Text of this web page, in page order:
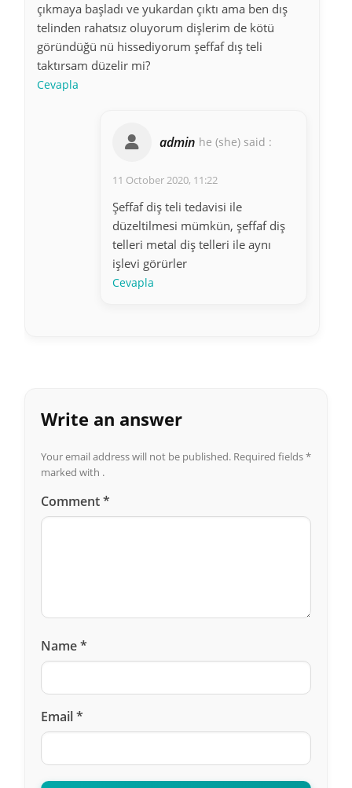
çıkmaya başladı ve yukardan çıktı ama ben dış
telinden rahatsız oluyorum dişlerim de kötü
göründüğü nü hissediyorum şeffaf dış teli
taktırsam düzelir mi?
Cevapla
admin he (she) said :
11 October 2020, 11:22
Şeffaf diş teli tedavisi ile
düzeltilmesi mümkün, şeffaf diş
telleri metal diş telleri ile aynı
işlevi görürler
Cevapla
Write an answer
Your email address will not be published. Required fields*
marked with .
Comment*
Name*
Email*